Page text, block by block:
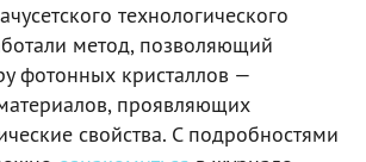
технологического
метод, позволяющий
фотонных кристаллов —
проявляющих
свойства. С подробностями